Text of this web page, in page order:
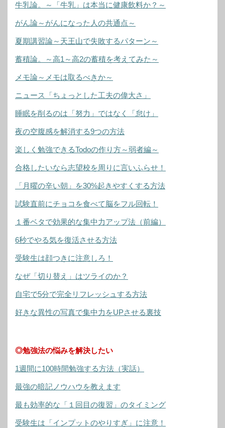
牛乳論。～「牛乳」は本当に健康飲料か？～
がん論～がんになった人の共通点～
夏期講習論～天王山で失敗するパターン～
蓄積論。～高1～高2の蓄積を考えてみた～
メモ論～メモは取るべきか～
ニュース「ちょっとした工夫の偉大さ」
睡眠を削るのは「努力」ではなく「怠け」
夜の空腹感を解消する9つの方法
楽しく勉強できるTodoの作り方～弱者編～
合格したいなら志望校を周りに言いふらせ！
「月曜の辛い朝」を30%起きやすくする方法
試験直前にチョコを食べて脳をフル回転！
１番ベタで効果的な集中力アップ法（前編）
6秒でやる気を復活させる方法
受験生は顔つきに注意しろ！
なぜ「切り替え」はツライのか？
自宅で5分で完全リフレッシュする方法
好きな異性の写真で集中力をUPさせる裏技
◎勉強法の悩みを解決したい
1週間に100時間勉強する方法（実話）
最強の暗記ノウハウを教えます
最も効率的な「１回目の復習」のタイミング
受験生は「インプットのやりすぎ」に注意！